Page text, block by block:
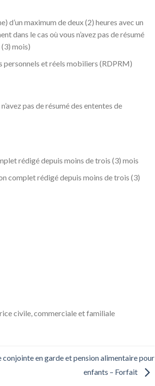
maximum de deux (2) heures avec un
dans le cas où vous n’avez pas de résumé
mois)
personnels et réels mobiliers (RDPRM)
pas de résumé des ententes de
rédigé depuis moins de trois (3) mois
complet rédigé depuis moins de trois (3)
civile, commerciale et familiale
conjointe en garde et pension alimentaire pour
enfants – Forfait